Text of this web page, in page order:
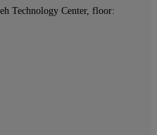
Technology Center, floor: